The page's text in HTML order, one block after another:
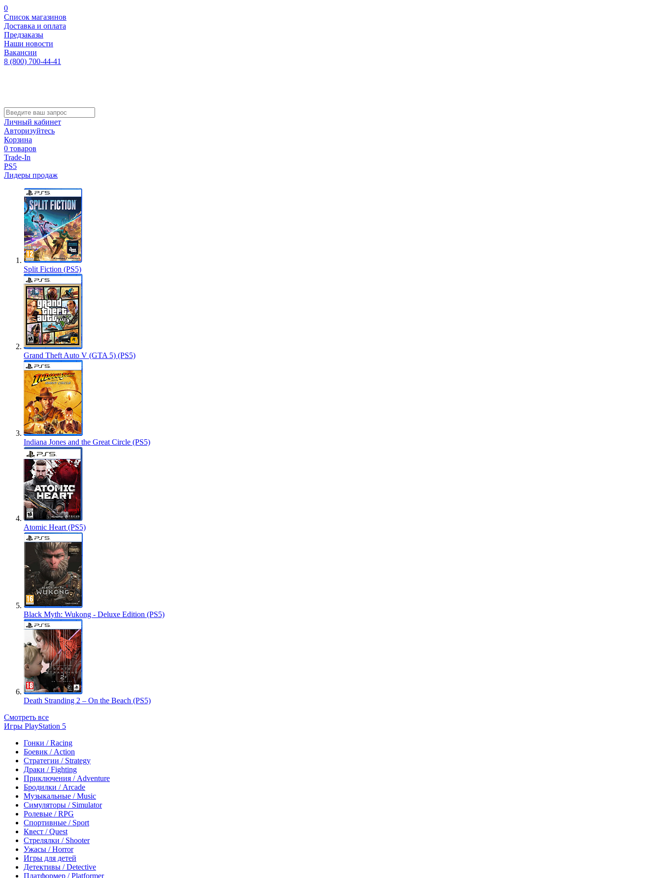
0
Список магазинов
Доставка и оплата
Предзаказы
Наши новости
Вакансии
8 (800) 700-44-41
Личный кабинет
Авторизуйтесь
Корзина
0 товаров
Trade-In
PS5
Лидеры продаж
Split Fiction (PS5)
Grand Theft Auto V (GTA 5) (PS5)
Indiana Jones and the Great Circle (PS5)
Atomic Heart (PS5)
Black Myth: Wukong - Deluxe Edition (PS5)
Death Stranding 2 – On the Beach (PS5)
Смотреть все
Игры PlayStation 5
Гонки / Racing
Боевик / Action
Стратегии / Strategy
Драки / Fighting
Приключения / Adventure
Бродилки / Arcade
Музыкальные / Music
Симуляторы / Simulator
Ролевые / RPG
Спортивные / Sport
Квест / Quest
Стрелялки / Shooter
Ужасы / Horror
Игры для детей
Детективы / Detective
Платформер / Platformer